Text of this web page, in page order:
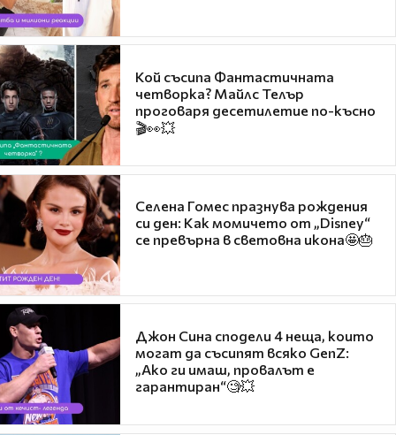
Кой съсипа Фантастичната
четворка? Майлс Телър
проговаря десетилетие по-късно
🎬👀💥
Селена Гомес празнува рождения
си ден: Как момичето от „Disney“
се превърна в световна икона🤩🎂
Джон Сина сподели 4 неща, които
могат да съсипят всяко GenZ:
„Ако ги имаш, провалът е
гарантиран“🧐💥